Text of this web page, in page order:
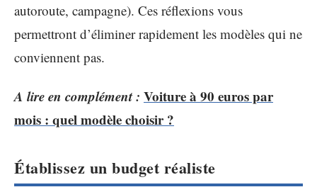
autoroute, campagne). Ces réflexions vous
permettront d’éliminer rapidement les modèles qui ne
conviennent pas.
A lire en complément : Voiture à 90 euros par
mois : quel modèle choisir ?
Établissez un budget réaliste